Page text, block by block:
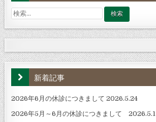
検
索:
新着記事
2026年6月の休診につきまして 2026.5.24
2026年5月～6月の休診につきまして 2026.5.1